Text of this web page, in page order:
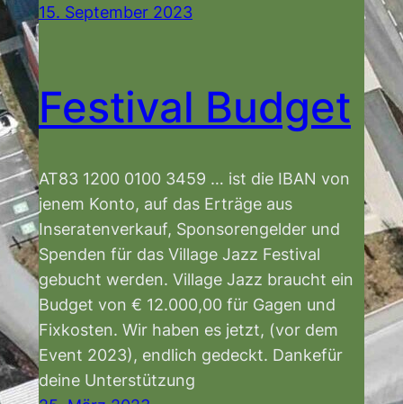
15. September 2023
Festival Budget
AT83 1200 0100 3459 … ist die IBAN von
jenem Konto, auf das Erträge aus
Inseratenverkauf, Sponsorengelder und
Spenden für das Village Jazz Festival
gebucht werden. Village Jazz braucht ein
Budget von € 12.000,00 für Gagen und
Fixkosten. Wir haben es jetzt, (vor dem
Event 2023), endlich gedeckt. Dankefür
deine Unterstützung